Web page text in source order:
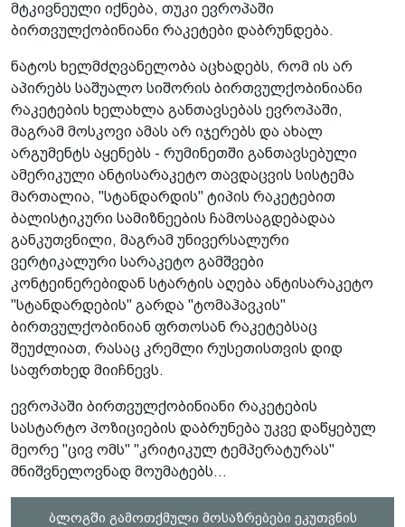
მტკივნეული იქნება, თუკი ევროპაში
ბირთვულქობინიანი რაკეტები დაბრუნდება.
ნატოს ხელმძღვანელობა აცხადებს, რომ ის არ
აპირებს საშუალო სიშორის ბირთვულქობინიანი
რაკეტების ხელახლა განთავსებას ევროპაში,
მაგრამ მოსკოვი ამას არ იჯერებს და ახალ
არგუმენტს აყენებს - რუმინეთში განთავსებული
ამერიკული ანტისარაკეტო თავდაცვის სისტემა
მართალია, "სტანდარდის" ტიპის რაკეტებით
ბალისტიკური სამიზნეების ჩამოსაგდებადაა
განკუთვნილი, მაგრამ უნივერსალური
ვერტიკალური სარაკეტო გამშვები
კონტეინერებიდან სტარტის აღება ანტისარაკეტო
"სტანდარდების" გარდა "ტომაჰავკის"
ბირთვულქობინიან ფრთოსან რაკეტებსაც
შეუძლიათ, რასაც კრემლი რუსეთისთვის დიდ
საფრთხედ მიიჩნევს.
ევროპაში ბირთვულქობინიანი რაკეტების
სასტარტო პოზიციების დაბრუნება უკვე დაწყებულ
მეორე "ცივ ომს" "კრიტიკულ ტემპერატურას"
მნიშვნელოვნად მოუმატებს...
ბლოგში გამოთქმული მოსაზრებები ეკუთვნის